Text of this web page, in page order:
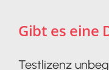
Gibt es eine
Testlizenz